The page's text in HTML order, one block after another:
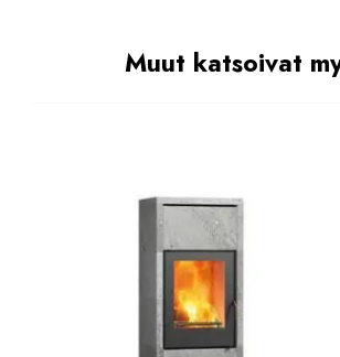
Muut katsoivat